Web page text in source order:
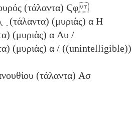
(τάλαντα) Ϛφ̣
(τάλαντα) (μυριὰς) α Η
(μυριὰς) α Αυ /
(μυριὰς) α / ((unintelligible))
(τάλαντα) Ασ